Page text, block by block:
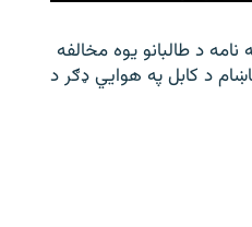
د طالبانو یوه مخالفه
د کابل په هوايي ډګر د